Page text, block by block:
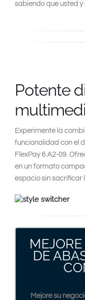
sabiendo que usted y
Potente
Experimente la
funcionalidad con el
FlexPay 6 A2-09.
en un formato
espacio sin sacrificar
DE
Mejore su